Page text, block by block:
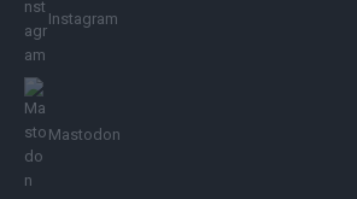
Instagram
Mastodon